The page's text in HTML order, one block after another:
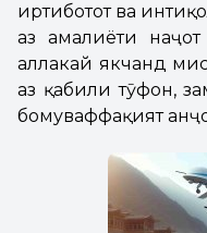
иртиботот ва
аз амалиёти
аллакай якчанд
аз қабили тӯфон,
бомуваффақият